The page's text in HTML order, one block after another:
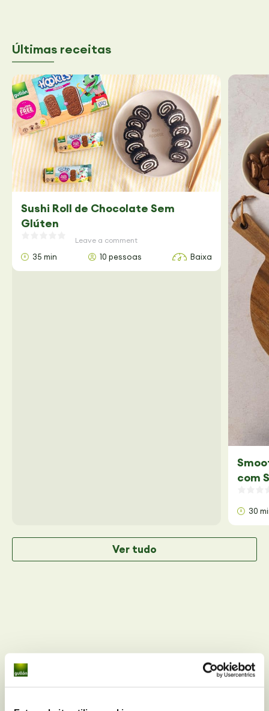
Últimas receitas
Sushi Roll de Chocolate Sem
Glúten
Leave a comment
35 min 10 pessoas Baixa
com
30
Ver tudo